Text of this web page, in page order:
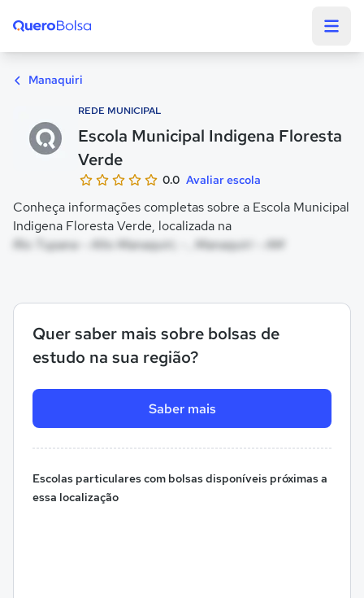
Manaquiri
REDE MUNICIPAL
Escola Municipal Indigena Floresta
Verde
0.0 Avaliar escola
Conheça informações completas sobre a Escola Municipal
Indigena Floresta Verde, localizada na
Rio Tupana - Alto Manaquiri, - , Manaquiri - AM
Quer saber mais sobre bolsas de
estudo na sua região?
Saber mais
Escolas particulares com bolsas disponíveis próximas a
essa localização